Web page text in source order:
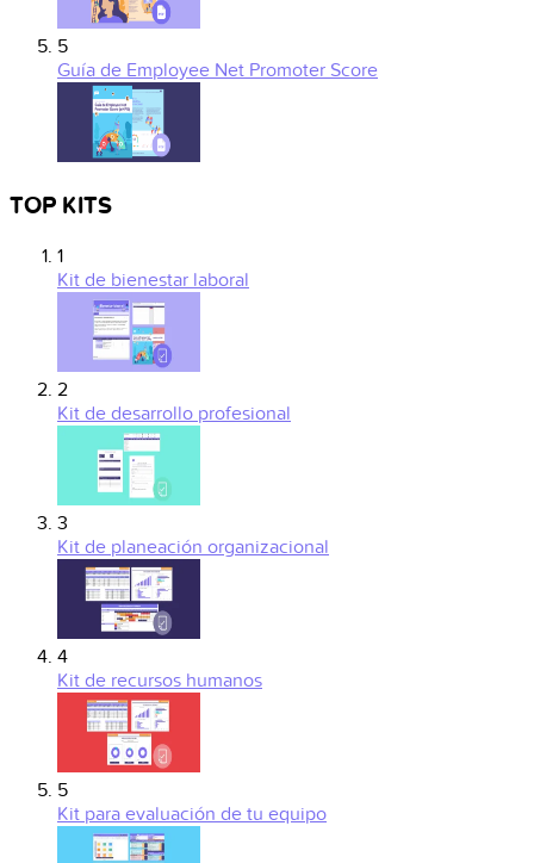
5
Guía de Employee Net Promoter Score
TOP KITS
1
Kit de bienestar laboral
2
Kit de desarrollo profesional
3
Kit de planeación organizacional
4
Kit de recursos humanos
5
Kit para evaluación de tu equipo